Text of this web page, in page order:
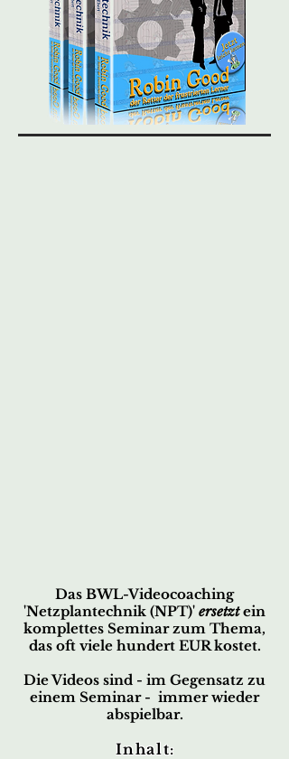
Das BWL-Videocoaching
'Netzplantechnik (NPT)' ersetztein
komplettes Seminar zum Thema,
das oft viele hundert EUR kostet.
Die Videos sind - im Gegensatz zu
einem Seminar - immer wieder
abspielbar.
Inhalt: